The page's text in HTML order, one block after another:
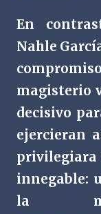
En
Nahle
magisterio
decisivo
ejercieran
privilegiara
innegable:
la